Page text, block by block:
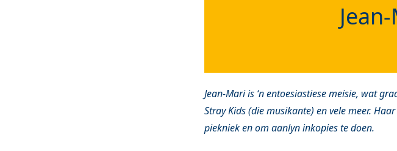
Jean-Mari is ‘n entoesiastiese meisie, wat
Stray Kids (die musikante) en vele meer.
piekniek en om aanlyn inkopies te doen.